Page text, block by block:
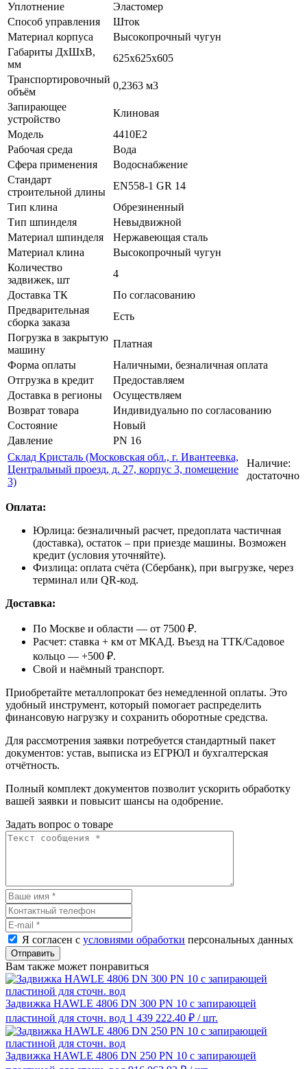
Уплотнение
Эластомер
Способ управления
Шток
Материал корпуса
Высокопрочный чугун
Габариты ДхШхВ,
мм
625х625х605
Транспортировочный
объём
0,2363 м3
Запирающее
устройство
Клиновая
Модель
4410E2
Рабочая среда
Вода
Сфера применения
Водоснабжение
Стандарт
строительной длины
EN558-1 GR 14
Тип клина
Обрезиненный
Тип шпинделя
Невыдвижной
Материал шпинделя
Нержавеющая сталь
Материал клина
Высокопрочный чугун
Количество
задвижек, шт
4
Доставка ТК
По согласованию
Предварительная
сборка заказа
Есть
Погрузка в закрытую
машину
Платная
Форма оплаты
Наличными, безналичная оплата
Отгрузка в кредит
Предоставляем
Доставка в регионы
Осуществляем
Возврат товара
Индивидуально по согласованию
Состояние
Новый
Давление
PN 16
Склад Кристаль (Московская обл., г. Ивантеевка,
Центральный проезд, д. 27, корпус 3, помещение
3)
Наличие:
достаточно
Оплата:
Юрлица: безналичный расчет, предоплата частичная
(доставка), остаток – при приезде машины. Возможен
кредит (условия уточняйте).
Физлица: оплата счёта (Сбербанк), при выгрузке, через
терминал или QR-код.
Доставка:
По Москве и области — от 7500 ₽.
Расчет: ставка + км от МКАД. Въезд на ТТК/Садовое
кольцо — +500 ₽.
Свой и наёмный транспорт.
Приобретайте металлопрокат без немедленной оплаты. Это
удобный инструмент, который помогает распределить
финансовую нагрузку и сохранить оборотные средства.
Для рассмотрения заявки потребуется стандартный пакет
документов: устав, выписка из ЕГРЮЛ и бухгалтерская
отчётность.
Полный комплект документов позволит ускорить обработку
вашей заявки и повысит шансы на одобрение.
Задать вопрос о товаре
Я согласен с условиями обработки персональных данных
Отправить
Вам также может понравиться
Задвижка HAWLE 4806 DN 300 PN 10 с запирающей
пластиной для сточн. вод 1 439 222.40 ₽ / шт.
Задвижка HAWLE 4806 DN 250 PN 10 с запирающей